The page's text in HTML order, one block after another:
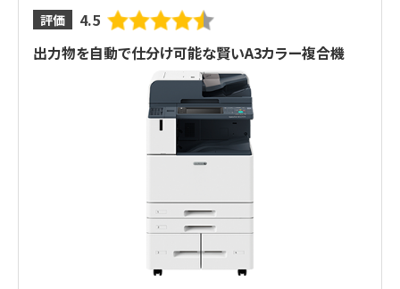
評価
4.5
出力物を自動で仕分け可能な賢いA3カラー複合機